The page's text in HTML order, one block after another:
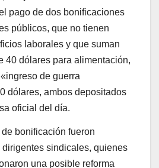
pago de dos bonificaciones
públicos, que no tienen
laborales y que suman
40 dólares para alimentación,
de guerra
dólares, ambos depositados
oficial del día.
bonificación fueron
sindicales, quienes
una posible reforma